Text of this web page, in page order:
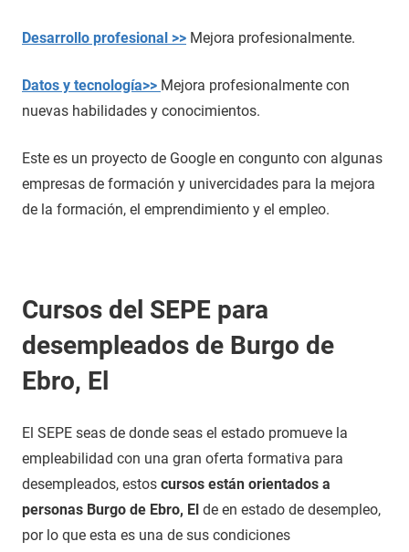
Desarrollo profesional >> Mejora profesionalmente.
Datos y tecnología>> Mejora profesionalmente con
nuevas habilidades y conocimientos.
Este es un proyecto de Google en congunto con algunas
empresas de formación y univercidades para la mejora
de la formación, el emprendimiento y el empleo.
Cursos del SEPE para
desempleados de Burgo de
Ebro, El
El SEPE seas de donde seas el estado promueve la
empleabilidad con una gran oferta formativa para
desempleados, estos cursos están orientados a
personas Burgo de Ebro, El de en estado de desempleo,
por lo que esta es una de sus condiciones